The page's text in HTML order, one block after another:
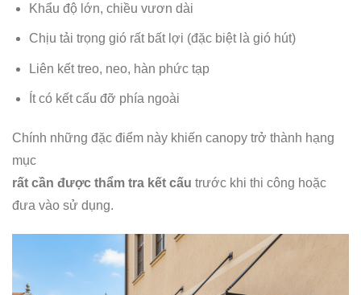
Khẩu độ lớn, chiều vươn dài
Chịu tải trọng gió rất bất lợi (đặc biệt là gió hút)
Liên kết treo, neo, hàn phức tạp
Ít có kết cấu đỡ phía ngoài
Chính những đặc điểm này khiến canopy trở thành hạng
mục
rất cần được thẩm tra kết cấu trước khi thi công hoặc
đưa vào sử dụng.